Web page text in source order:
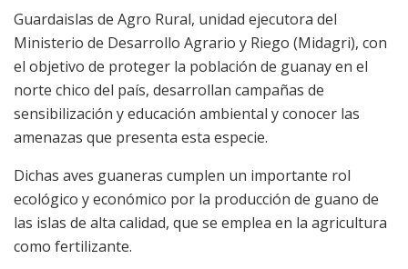
Guardaislas de Agro Rural, unidad ejecutora del
Ministerio de Desarrollo Agrario y Riego (Midagri), con
el objetivo de proteger la población de guanay en el
norte chico del país, desarrollan campañas de
sensibilización y educación ambiental y conocer las
amenazas que presenta esta especie.
Dichas aves guaneras cumplen un importante rol
ecológico y económico por la producción de guano de
las islas de alta calidad, que se emplea en la agricultura
como fertilizante.